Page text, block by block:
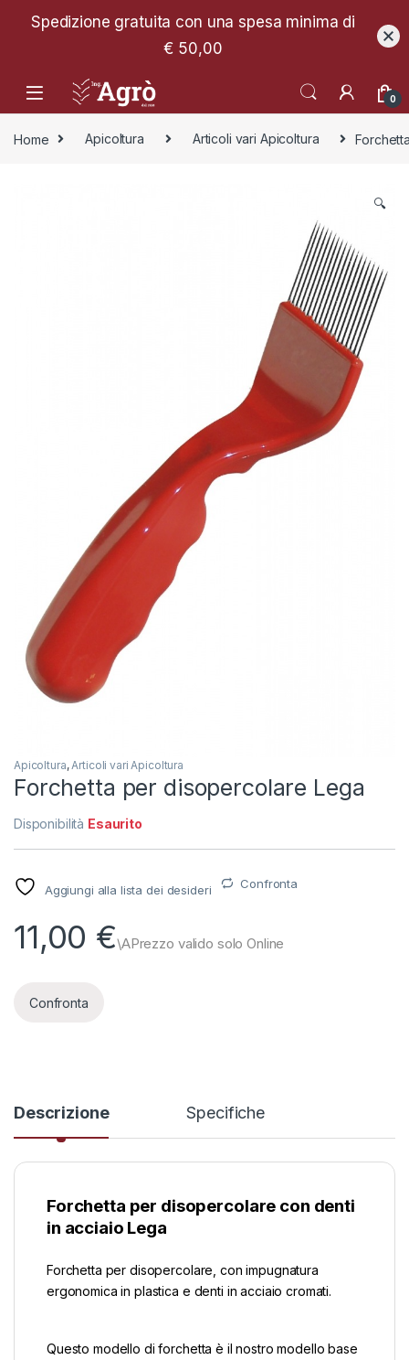
0
Home Apicoltura Articoli vari Apicoltura
🔍
Apicoltura, Articoli vari Apicoltura
Forchetta per disopercolare Lega
Disponibilità Esaurito
Aggiungi alla lista dei desideri Confronta
11,00 €
Confronta
Descrizione Specifiche
Forchetta per disopercolare con denti
in acciaio Lega
Forchetta per disopercolare, con impugnatura
ergonomica in plastica e denti in acciaio cromati.
Questo modello di forchetta è il nostro modello base
Spedizione gratuita con una spesa minima di
€ 50,00